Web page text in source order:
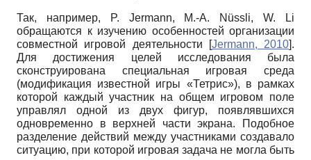
Так, например, P. Jermann, M.-A. Nüssli, W. Li
обращаются к изучению особенностей организации
совместной игровой деятельности
[Jermann, 2010].
Для достижения целей исследования была
сконструирована специальная игровая среда
(модификация известной игры «Тетрис»), в рамках
которой каждый участник на общем игровом поле
управлял одной из двух фигур, появлявшихся
одновременно в верхней части экрана. Подобное
разделение действий между участниками создавало
ситуацию, при которой игровая задача не могла быть